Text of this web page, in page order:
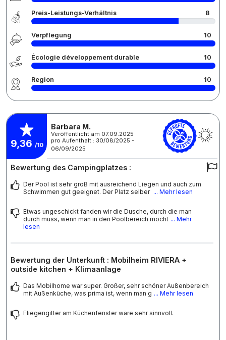
Preis-Leistungs-Verhältnis 8
Verpflegung 10
Écologie développement durable 10
Region 10
9,36 /10
Barbara M.
Veröffentlicht am 07.09.2025
pro Aufenthalt : 30/08/2025 -
06/09/2025
Bewertung des Campingplatzes :
Der Pool ist sehr groß mit ausreichend Liegen und auch zum
Schwimmen gut geeignet. Der Platz selber ... Mehr lesen
Etwas ungeschickt fanden wir die Dusche, durch die man
durch muss, wenn man in den Poolbereich möcht ... Mehr
lesen
Bewertung der Unterkunft : Mobilheim RIVIERA +
outside kitchen + Klimaanlage
Das Mobilhome war super. Großer, sehr schöner Außenbereich
mit Außenküche, was prima ist, wenn man g ... Mehr lesen
Fliegengitter am Küchenfenster wäre sehr sinnvoll.